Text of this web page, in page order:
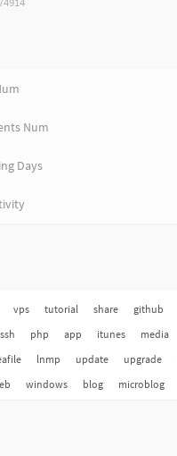
Num
Days
vps tutorial share github
ssh php app itunes media
lnmp update upgrade
windows blog microblog